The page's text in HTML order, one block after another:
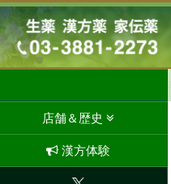
店舗＆歴史
漢方体験